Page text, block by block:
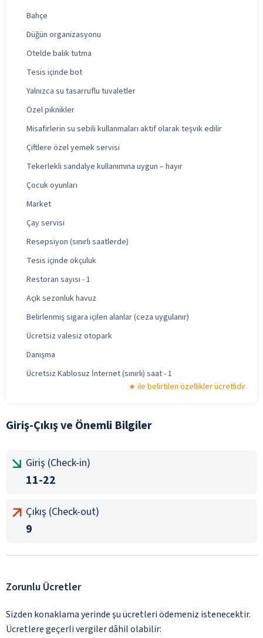
Bahçe
Düğün organizasyonu
Otelde balık tutma
Tesis içinde bot
Yalnızca su tasarruflu tuvaletler
Özel piknikler
Misafirlerin su sebili kullanmaları aktif olarak teşvik edilir
Çiftlere özel yemek servisi
Tekerlekli sandalye kullanımına uygun – hayır
Çocuk oyunları
Market
Çay servisi
Resepsiyon (sınırlı saatlerde)
Tesis içinde okçuluk
Restoran sayısı - 1
Açık sezonluk havuz
Belirlenmiş sigara içilen alanlar (ceza uygulanır)
Ücretsiz valesiz otopark
Danışma
Ücretsiz Kablosuz İnternet (sınırlı) saat - 1
ile belirtilen özellikler ücretlidir.
Giriş-Çıkış ve Önemli Bilgiler
Giriş (Check-in)
11-22
Çıkış (Check-out)
9
Zorunlu Ücretler
Sizden konaklama yerinde şu ücretleri ödemeniz istenecektir.
Ücretlere geçerli vergiler dâhil olabilir: